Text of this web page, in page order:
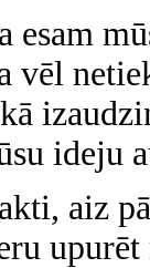
esam
vēl
ideju
aiz